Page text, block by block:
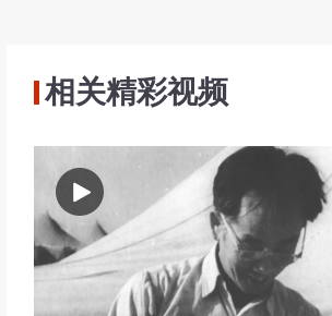
相关精彩视频